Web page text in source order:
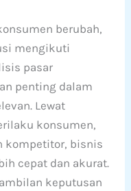
berubah,
mengikuti
pasar
penting dalam
Lewat
konsumen,
kompetitor, bisnis
cepat dan akurat.
keputusan